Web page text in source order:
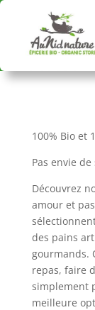
100% Bio et
Pas envie
Découvrez
amour et
des pains
gourmands.
repas, faire
simplement
meilleure